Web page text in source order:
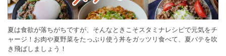
夏は食欲が落ちがちですが、そんなときこそスタミナレシピで元気をチ
ャージ！お肉や夏野菜をたっぷり使う丼をガッツリ食べて、夏バテを吹
き飛ばしましょう！